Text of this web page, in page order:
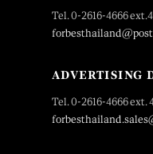
Tel. 0-2616-4666
ADVERTISING
Tel. 0-2616-4666 ext.